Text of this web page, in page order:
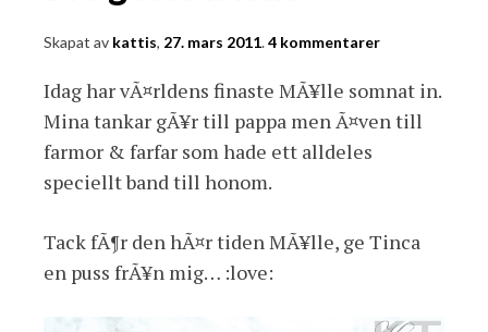
Skapat av kattis, 27. mars 2011.4 kommentarer
Idag har vÃ¤rldens finaste MÃ¥lle somnat in.
Mina tankar gÃ¥r till pappa men Ã¤ven till
farmor & farfar som hade ett alldeles
speciellt band till honom.
Tack fÃ¶r den hÃ¤r tiden MÃ¥lle, ge Tinca
en puss frÃ¥n mig… :love: